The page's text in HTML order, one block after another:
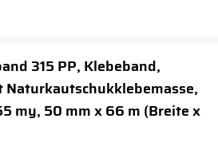
315 PP, Klebeband,
Naturkautschukklebemasse,
my, 50 mm x 66 m (Breite x